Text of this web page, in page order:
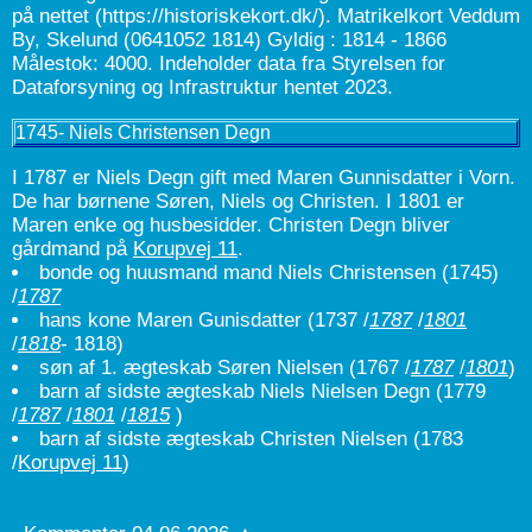
1745- Niels Christensen Degn
I 1787 er Niels Degn gift med Maren Gunnisdatter i Vorn.
De har børnene Søren, Niels og Christen. I 1801 er
Maren enke og husbesidder. Christen Degn bliver
gårdmand på Korupvej 11.
bonde og huusmand mand Niels Christensen (1745)
/1787
hans kone Maren Gunisdatter (1737 /1787/1801
/1818- 1818)
søn af 1. ægteskab Søren Nielsen (1767 /1787/1801)
barn af sidste ægteskab Niels Nielsen Degn (1779
/1787/1801 /1815)
barn af sidste ægteskab Christen Nielsen (1783
/Korupvej 11)